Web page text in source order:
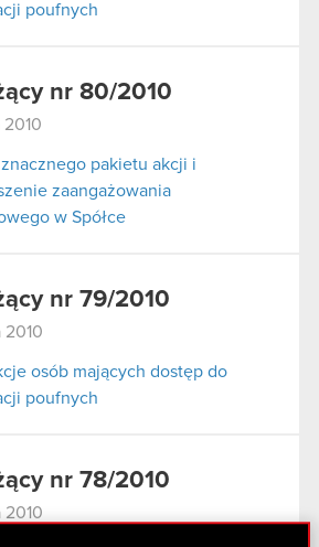
poufnych
nr 80/2010
pakietu akcji i
zaangażowania
w Spółce
nr 79/2010
2010
osób mających dostęp do
poufnych
nr 78/2010
2010